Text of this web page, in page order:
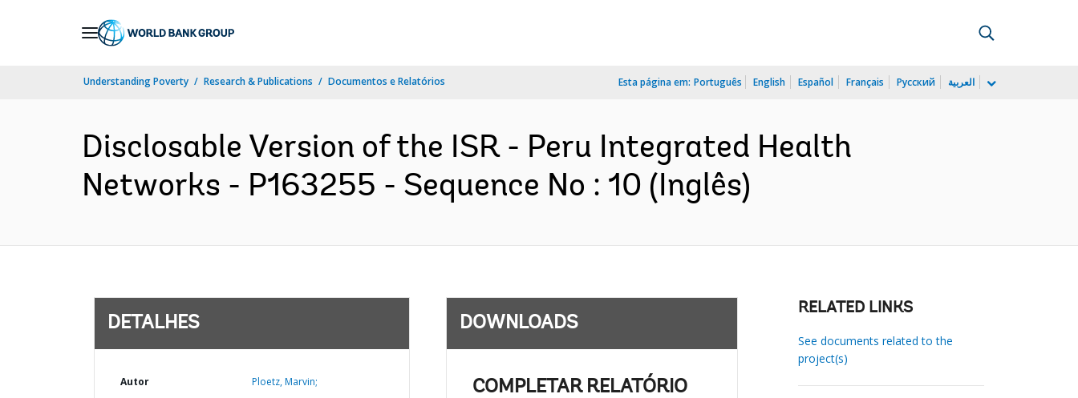
Understanding Poverty Research & Publications Documentos e Relatórios Esta página em: Português English Español Français Русский العربية
Disclosable Version of the ISR - Peru Integrated Health
Networks - P163255 - Sequence No : 10 (Inglês)
DETALHES
Autor Ploetz, Marvin;
DOWNLOADS
COMPLETAR RELATÓRIO
RELATED LINKS
See documents related to the
project(s)